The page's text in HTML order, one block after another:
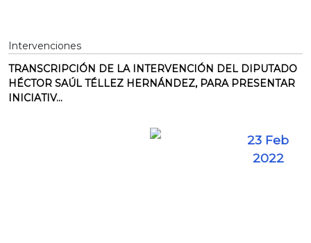
Intervenciones
TRANSCRIPCIÓN DE LA INTERVENCIÓN DEL DIPUTADO
HÉCTOR SAÚL TÉLLEZ HERNÁNDEZ, PARA PRESENTAR
INICIATIV...
23 Feb
2022